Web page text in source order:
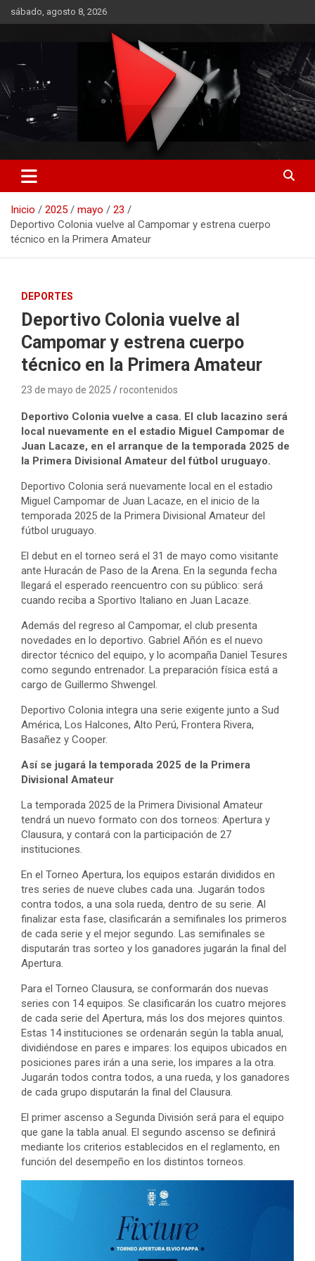
Saltar
al
sábado, agosto 8, 2026
RO CONTENIDOS
Inicio 2025 mayo
23
Deportivo Colonia vuelve al Campomar y estrena cuerpo
técnico en la Primera Amateur
DEPORTES
Deportivo Colonia vuelve al
Campomar y estrena cuerpo
técnico en la Primera Amateur
23 de mayo de 2025 rocontenidos
Deportivo Colonia vuelve a casa. El club lacazino será
local nuevamente en el estadio Miguel Campomar de
Juan Lacaze, en el arranque de la temporada 2025 de
la Primera Divisional Amateur del fútbol uruguayo.
Deportivo Colonia será nuevamente local en el estadio
Miguel Campomar de Juan Lacaze, en el inicio de la
temporada 2025 de la Primera Divisional Amateur del
fútbol uruguayo.
El debut en el torneo será el 31 de mayo como visitante
ante Huracán de Paso de la Arena. En la segunda fecha
llegará el esperado reencuentro con su público: será
cuando reciba a Sportivo Italiano en Juan Lacaze.
Además del regreso al Campomar, el club presenta
novedades en lo deportivo. Gabriel Añón es el nuevo
director técnico del equipo, y lo acompaña Daniel Tesures
como segundo entrenador. La preparación física está a
cargo de Guillermo Shwengel.
Deportivo Colonia integra una serie exigente junto a Sud
América, Los Halcones, Alto Perú, Frontera Rivera,
Basañez y Cooper.
Así se jugará la temporada 2025 de la Primera
Divisional Amateur
La temporada 2025 de la Primera Divisional Amateur
tendrá un nuevo formato con dos torneos: Apertura y
Clausura, y contará con la participación de 27
instituciones.
En el Torneo Apertura, los equipos estarán divididos en
tres series de nueve clubes cada una. Jugarán todos
contra todos, a una sola rueda, dentro de su serie. Al
finalizar esta fase, clasificarán a semifinales los primeros
de cada serie y el mejor segundo. Las semifinales se
disputarán tras sorteo y los ganadores jugarán la final del
Apertura.
Para el Torneo Clausura, se conformarán dos nuevas
series con 14 equipos. Se clasificarán los cuatro mejores
de cada serie del Apertura, más los dos mejores quintos.
Estas 14 instituciones se ordenarán según la tabla anual,
dividiéndose en pares e impares: los equipos ubicados en
posiciones pares irán a una serie, los impares a la otra.
Jugarán todos contra todos, a una rueda, y los ganadores
de cada grupo disputarán la final del Clausura.
El primer ascenso a Segunda División será para el equipo
que gane la tabla anual. El segundo ascenso se definirá
mediante los criterios establecidos en el reglamento, en
función del desempeño en los distintos torneos.